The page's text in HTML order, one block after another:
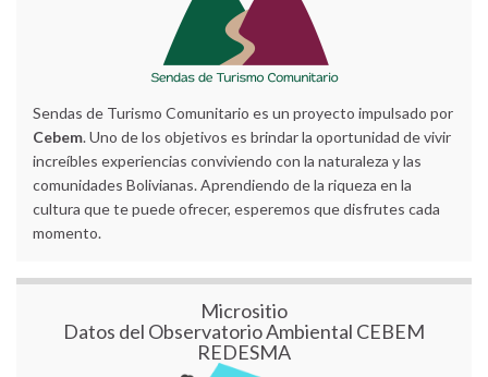
Sendas de Turismo Comunitario es un proyecto impulsado por
Cebem. Uno de los objetivos es brindar la oportunidad de vivir
increíbles experiencias conviviendo con la naturaleza y las
comunidades Bolivianas. Aprendiendo de la riqueza en la
cultura que te puede ofrecer, esperemos que disfrutes cada
momento.
Micrositio
Datos del Observatorio Ambiental CEBEM
REDESMA